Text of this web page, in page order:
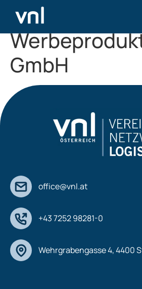
4media
GmbH
office@vnl.at
+43 7252 98281-0
Wehrgrabengasse 4, 4400